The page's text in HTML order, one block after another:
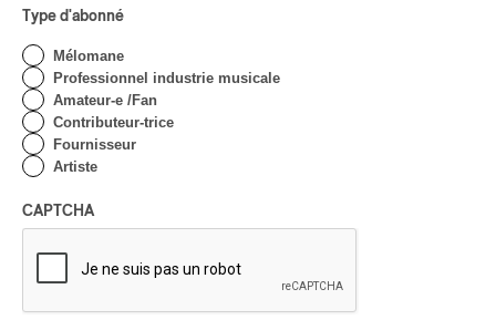
entre le son, l’image et
Type d'abonné
Mélomane
Professionnel industrie musicale
Amateur-e /Fan
Contributeur-trice
Fournisseur
Artiste
CAPTCHA